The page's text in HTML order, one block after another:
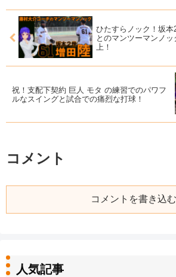
ひたすらノック！坂
とのマンツーマンノ
上！
祝！支配下契約 巨人 モタ の練習でのパワフ
ルなスイングと試合での痛烈な打球！
コメント
コメントを書き込む
人気記事